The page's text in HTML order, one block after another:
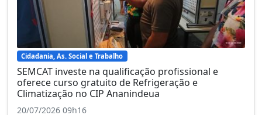
Cidadania, As. Social e Trabalho
SEMCAT investe na qualificação profissional e
oferece curso gratuito de Refrigeração e
Climatização no CIP Ananindeua
20/07/2026 09h16